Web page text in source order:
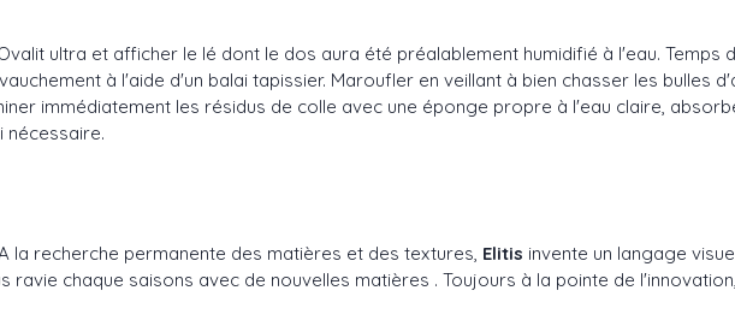
ultra et afficher le lé dont le dos aura été préalablement humidifié à l'eau. Temps
à l'aide d'un balai tapissier. Maroufler en veillant à bien chasser les bulles
immédiatement les résidus de colle avec une éponge propre à l'eau claire,
nécessaire.
la recherche permanente des matières et des textures, Elitis invente un langage
ravie chaque saisons avec de nouvelles matières . Toujours à la pointe de